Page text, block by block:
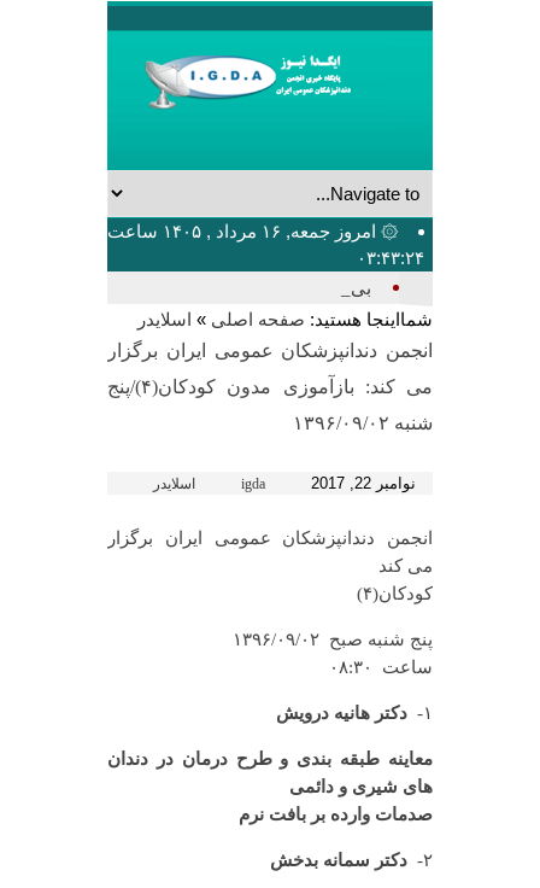
۞ امروز جمعه, ۱۶ مرداد , ۱۴۰۵ ساعت
۰۳:۴۳:۲۴
بیشترین _
شمااینجا هستید: صفحه اصلی » اسلایدر
انجمن دندانپزشکان عمومی ایران برگزار
می کند: بازآموزی مدون کودکان(۴)/پنج
شنبه ۱۳۹۶/۰۹/۰۲
نوامبر 22, 2017 igda اسلایدر
انجمن دندانپزشکان عمومی ایران برگزار
می کند
کودکان(۴)
پنج شنبه صبح ۱۳۹۶/۰۹/۰۲
ساعت ۰۸:۳۰
۱- دكتر هانيه درويش
معاینه طبقه بندی و طرح درمان در دندان
های شیری و دائمی
صدمات وارده بر بافت نرم
۲- دكتر سمانه بدخش